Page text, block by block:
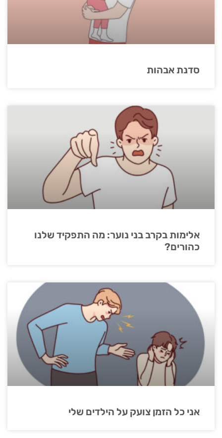
סדנת אבהות
אלימות בקרב בני נוער: מה התפקיד שלנו
כהורים?
אני כל הזמן צועק על הילדים שלי